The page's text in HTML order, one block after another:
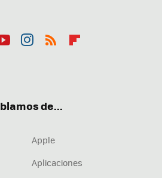
de...
Apple
Aplicaciones